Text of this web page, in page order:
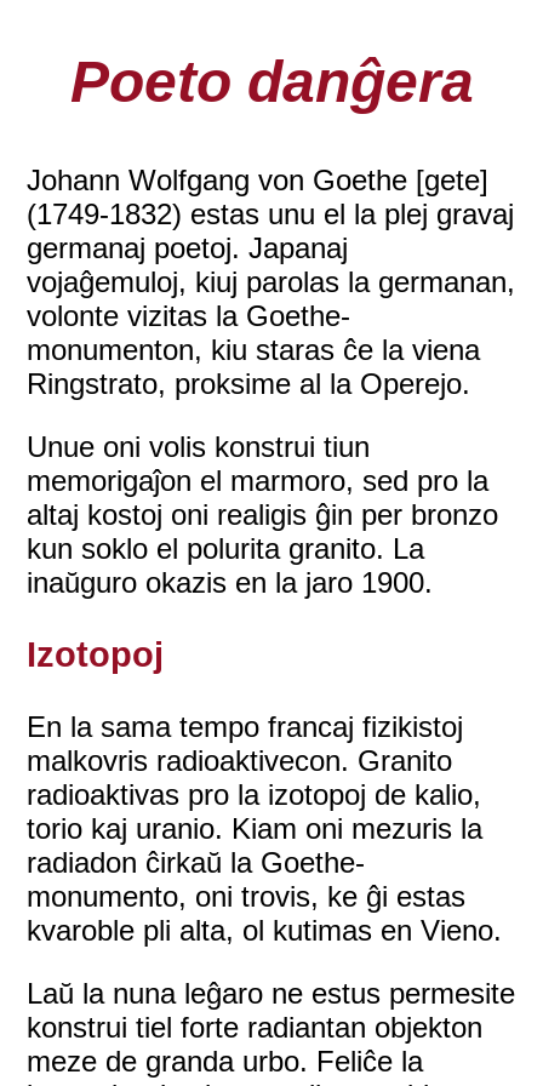
Poeto danĝera
Johann Wolfgang von Goethe [gete]
(1749-1832) estas unu el la plej gravaj
germanaj poetoj. Japanaj
vojaĝemuloj, kiuj parolas la germanan,
volonte vizitas la Goethe-
monumenton, kiu staras ĉe la viena
Ringstrato, proksime al la Operejo.
Unue oni volis konstrui tiun
memorigaĵon el marmoro, sed pro la
altaj kostoj oni realigis ĝin per bronzo
kun soklo el polurita granito. La
inaŭguro okazis en la jaro 1900.
Izotopoj
En la sama tempo francaj fizikistoj
malkovris radioaktivecon. Granito
radioaktivas pro la izotopoj de kalio,
torio kaj uranio. Kiam oni mezuris la
radiadon ĉirkaŭ la Goethe-
monumento, oni trovis, ke ĝi estas
kvaroble pli alta, ol kutimas en Vieno.
Laŭ la nuna leĝaro ne estus permesite
konstrui tiel forte radiantan objekton
meze de granda urbo. Feliĉe la